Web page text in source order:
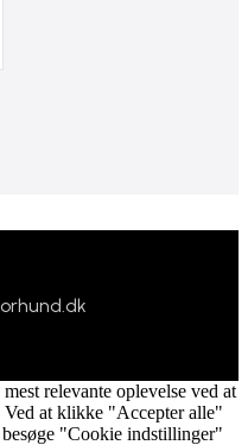
relevante oplevelse ved at
Ved at klikke "Accepter alle"
"Cookie indstillinger"